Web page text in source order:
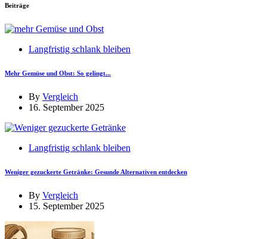
Beiträge
Langfristig schlank bleiben
Mehr Gemüse und Obst: So gelingt...
By Vergleich
16. September 2025
Langfristig schlank bleiben
Weniger gezuckerte Getränke: Gesunde Alternativen entdecken
By Vergleich
15. September 2025